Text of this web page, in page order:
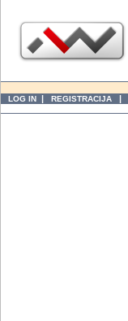
LOG IN | REGISTRACIJA |